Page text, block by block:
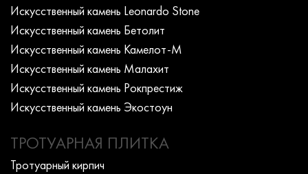
Искусcтвенный камень Leonardo Stone
Искусcтвенный камень Бетолит
Искусcтвенный камень Камелот-М
Искусcтвенный камень Малахит
Искусcтвенный камень Рокпрестиж
Искусcтвенный камень Экостоун
ТРОТУАРНАЯ ПЛИТКА
Тротуарный кирпич